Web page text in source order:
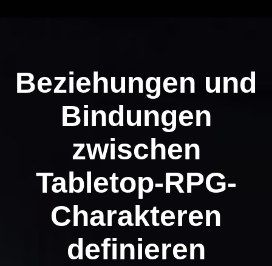
Beziehungen und
Bindungen
zwischen
Tabletop-RPG-
Charakteren
definieren